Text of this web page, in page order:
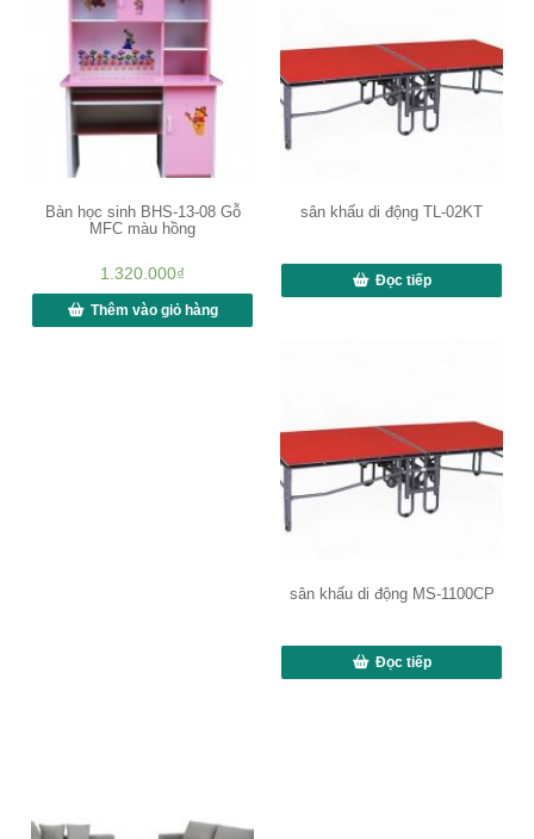
Bàn học sinh BHS-13-08 Gỗ
MFC màu hồng
1.320.000₫
Thêm vào giỏ hàng
sân khấu di động TL-02KT
Đọc tiếp
sân khấu di động MS-1100CP
Đọc tiếp